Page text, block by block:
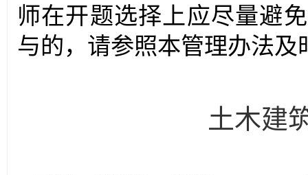
师在开题选择上应尽量避
与的，请参照本管理办法
土木建